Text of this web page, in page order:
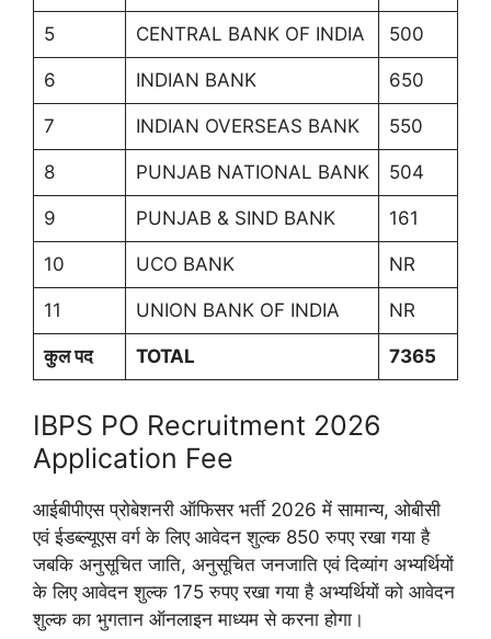
5 CENTRAL BANK OF INDIA 500
6 INDIAN BANK 650
7 INDIAN OVERSEAS BANK 550
8 PUNJAB NATIONAL BANK 504
9 PUNJAB & SIND BANK 161
10 UCO BANK NR
11 UNION BANK OF INDIA NR
कुल पद TOTAL 7365
IBPS PO Recruitment 2026
Application Fee
आईबीपीएस प्रोबेशनरी ऑफिसर भर्ती 2026 में सामान्य, ओबीसी
एवं ईडब्ल्यूएस वर्ग के लिए आवेदन शुल्क 850 रुपए रखा गया है
जबकि अनुसूचित जाति, अनुसूचित जनजाति एवं दिव्यांग अभ्यर्थियों
के लिए आवेदन शुल्क 175 रुपए रखा गया है अभ्यर्थियों को आवेदन
शुल्क का भुगतान ऑनलाइन माध्यम से करना होगा।